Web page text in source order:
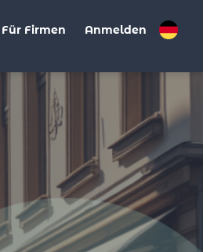
Für Firmen Anmelden